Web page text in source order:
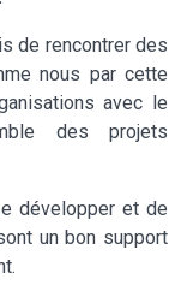
de rencontrer des
nous par cette
avec le
des projets
développer et de
un bon support